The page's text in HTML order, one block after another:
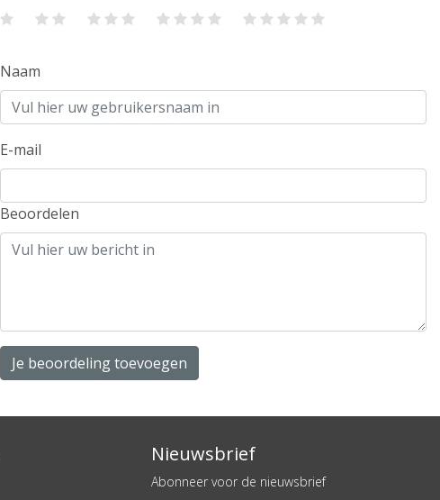
Naam
E-mail
Beoordelen
Je beoordeling toevoegen
Nieuwsbrief
Abonneer voor de nieuwsbrief